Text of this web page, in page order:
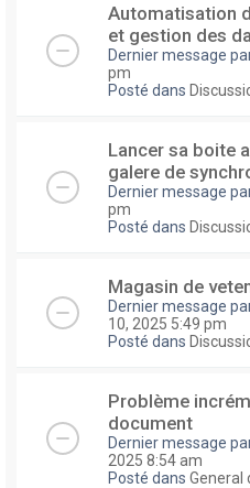
Automatisation
et gestion des
Dernier message
pm
Posté dans
Lancer sa boite
galere de
Dernier message
pm
Posté dans
Magasin de
Dernier message
10, 2025 5:49 pm
Posté dans
Problème
document
Dernier message
2025 8:54 am
Posté dans General